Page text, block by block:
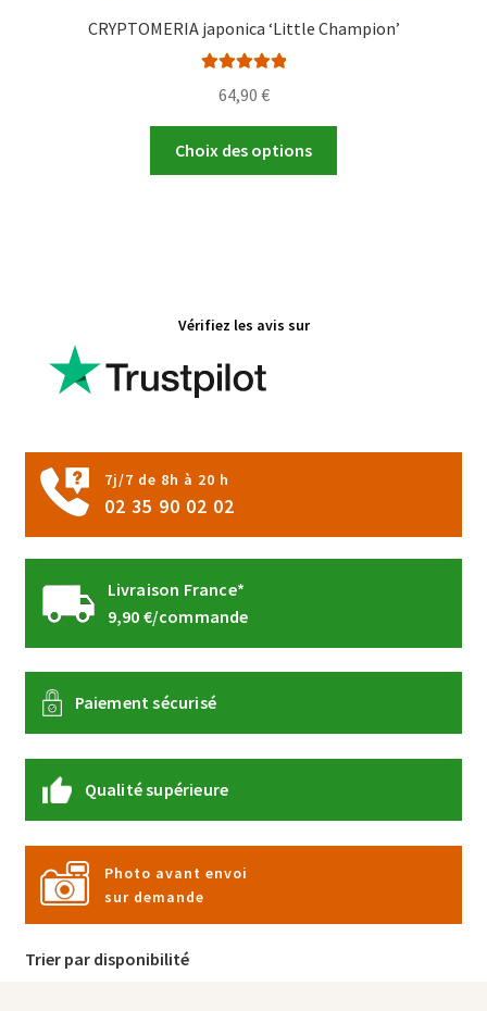
CRYPTOMERIA japonica ‘Little Champion’
64,90 €
Choix des options
Vérifiez les avis sur
7j/7 de 8h à 20 h
02 35 90 02 02
Livraison France*
9,90 €/commande
Paiement sécurisé
Qualité supérieure
Photo avant envoi
sur demande
Trier par disponibilité